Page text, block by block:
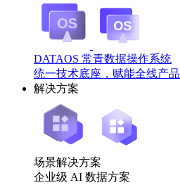
DATAOS 常青数据操作系统
统一技术底座，赋能全线产品
解决方案
场景解决方案
企业级 AI 数据方案